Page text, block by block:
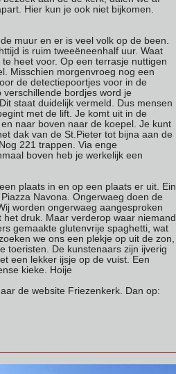
Hier kun je ook niet bijkomen.
muur en er is veel volk op de been.
is ruim tweeëneenhalf uur. Waat
heet voor. Op een terrasje nuttigen
Misschien morgenvroeg nog een
de detectiepoortjes voor in de
bordjes word je
staat duidelijk vermeld. Dus mensen
met de lift. Je komt uit in de
naar boven naar de koepel. Je kunt
dak van de St.Pieter tot bijna aan de
221 trappen. Via enge
boven heb je werkelijk een
plaats in en op een plaats er uit. Ein
Navona. Ongerwaeg doen de
worden ongerwaeg aangesproken
druk. Maar verderop waar niemand
gemaakte glutenvrije spaghetti, wat
we ons een plekje op uit de zon,
toeristen. De kunstenaars zijn ijverig
een lekker ijsje op de vuist. Een
kieke. Hoije
de website Friezenkerk. Dan op: